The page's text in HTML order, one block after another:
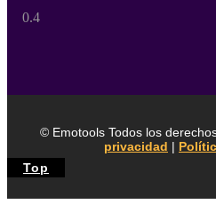
© Emotools Todos los
privacidad |
Top